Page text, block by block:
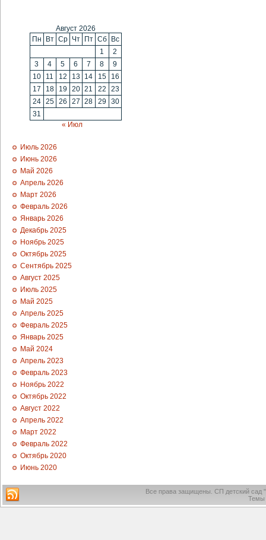
Август 2026
Пн
Вт Ср Чт Пт Сб
Вс
1
2
3
4 5 6 7 8
9
10
11 12 13 14 15
16
17
18 19 20 21 22
23
24 25 26 27 28 29
30
31
« Июл
Июль 2026
Июнь 2026
Май 2026
Апрель 2026
Март 2026
Февраль 2026
Январь 2026
Декабрь 2025
Ноябрь 2025
Октябрь 2025
Сентябрь 2025
Август 2025
Июль 2025
Май 2025
Апрель 2025
Февраль 2025
Январь 2025
Май 2024
Апрель 2023
Февраль 2023
Ноябрь 2022
Октябрь 2022
Август 2022
Апрель 2022
Март 2022
Февраль 2022
Октябрь 2020
Июнь 2020
Все права защищены. СП детский
Темы